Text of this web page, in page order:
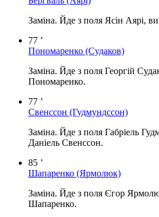
Заміна. Йде з поля Ясін Аярі,
77 ’
Пономаренко (Судаков)
Заміна. Йде з поля Георгій
Пономаренко.
77 ’
Свенссон (Гудмундссон)
Заміна. Йде з поля Габріель
Даніель Свенссон.
85 ’
Шапаренко (Ярмолюк)
Заміна. Йде з поля Єгор
Шапаренко.